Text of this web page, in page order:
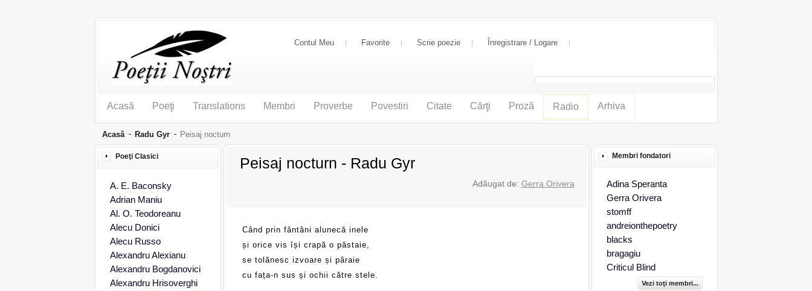
Contul Meu Favorite Scrie poezie Înregistrare / Logare
Acasă Poeţi Translations Membri Proverbe Povestiri Citate Cărţi Proză Radio Arhiva
Acasă Radu Gyr Peisaj nocturn
Peisaj nocturn - Radu Gyr
Adăugat de: Gerra Orivera
Când prin fântâni alunecă inele
și orice vis își crapă o păstaie,
se tolănesc izvoare și pâraie
cu fața-n sus și ochii către stele.
Poeţi Clasici
A. E. Baconsky
Adrian Maniu
Al. O. Teodoreanu
Alecu Donici
Alecu Russo
Alexandru Alexianu
Alexandru Bogdanovici
Alexandru Hrisoverghi
Membri fondatori
Adina Speranta
Gerra Orivera
stomff
andreionthepoetry
blacks
bragagiu
Criticul Blind
Vezi toţi membri...